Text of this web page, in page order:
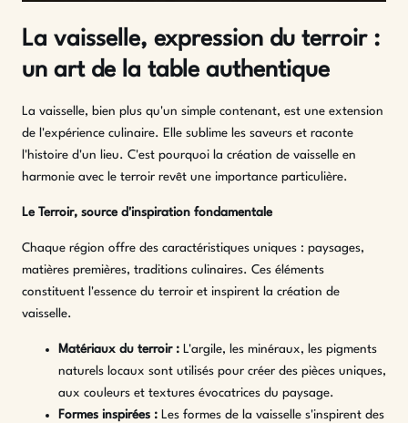
La vaisselle, expression du terroir :
un art de la table authentique
La vaisselle, bien plus qu'un simple contenant, est une extension
de l'expérience culinaire. Elle sublime les saveurs et raconte
l'histoire d'un lieu. C'est pourquoi la création de vaisselle en
harmonie avec le terroir revêt une importance particulière.
Le Terroir, source d'inspiration fondamentale
Chaque région offre des caractéristiques uniques : paysages,
matières premières, traditions culinaires. Ces éléments
constituent l'essence du terroir et inspirent la création de
vaisselle.
Matériaux du terroir : L'argile, les minéraux, les pigments
naturels locaux sont utilisés pour créer des pièces uniques,
aux couleurs et textures évocatrices du paysage.
Formes inspirées : Les formes de la vaisselle s'inspirent des